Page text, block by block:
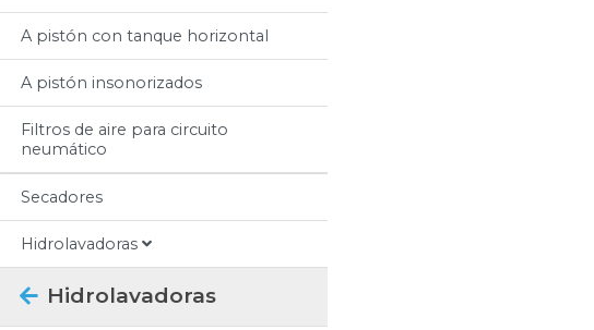
A pistón con tanque horizontal
A pistón insonorizados
Filtros de aire para circuito
neumático
Secadores
Hidrolavadoras
Hidrolavadoras